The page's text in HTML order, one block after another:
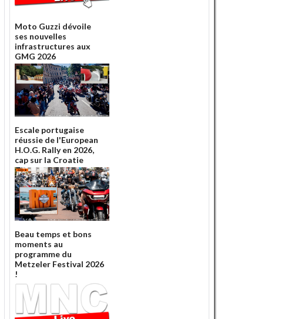
Moto Guzzi dévoile
ses nouvelles
infrastructures aux
GMG 2026
Escale portugaise
réussie de l'European
H.O.G. Rally en 2026,
cap sur la Croatie
Beau temps et bons
moments au
programme du
Metzeler Festival 2026
!